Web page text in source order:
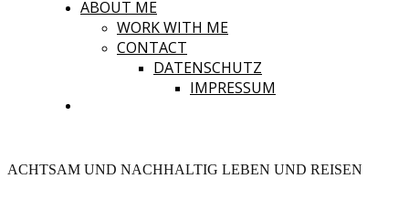
ABOUT ME
WORK WITH ME
CONTACT
DATENSCHUTZ
IMPRESSUM
ACHTSAM UND NACHHALTIG LEBEN UND REISEN